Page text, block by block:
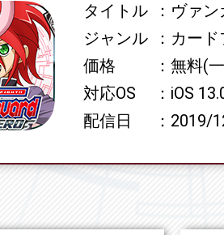
SPECタイトル
ヴァン
ジャンル
カード
価格
無料(
対応OS
iOS
配信日
2019/